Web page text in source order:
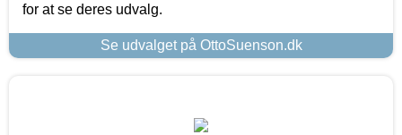
for at se deres udvalg.
Se udvalget på OttoSuenson.dk